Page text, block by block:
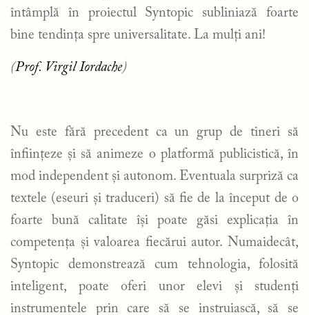
întâmplă în proiectul Syntopic subliniază foarte
bine tendința spre universalitate. La mulți ani!
(Prof. Virgil Iordache)
Nu este fără precedent ca un grup de tineri să
înființeze și să animeze o platformă publicistică, în
mod independent și autonom. Eventuala surpriză ca
textele (eseuri și traduceri) să fie de la început de o
foarte bună calitate își poate găsi explicația în
competența și valoarea fiecărui autor. Numaidecât,
Syntopic demonstrează cum tehnologia, folosită
inteligent, poate oferi unor elevi și studenți
instrumentele prin care să se instruiască, să se